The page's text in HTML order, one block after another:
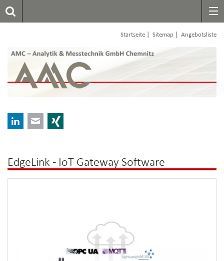
Startseite Sitemap Angebotsliste
LinkedInE-mail
EdgeLink - IoT Gateway Software